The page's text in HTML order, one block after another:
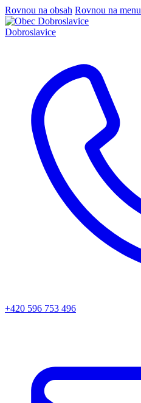
Rovnou na obsah Rovnou na menu
Dobroslavice
+420 596 753 496